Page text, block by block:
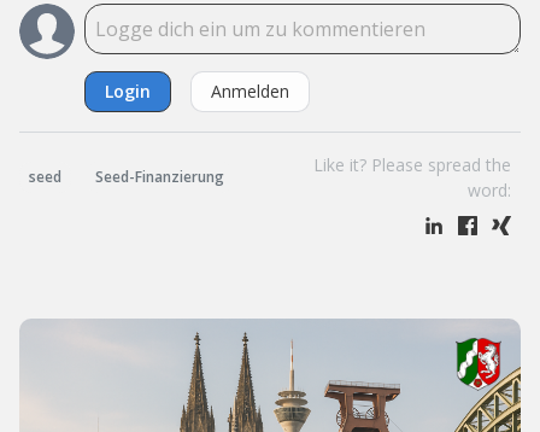
Login Anmelden
seed Seed-Finanzierung
Like it? Please spread the
word: